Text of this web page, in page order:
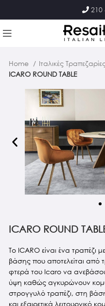
210
Home Ιταλικές
ICARO ROUND TABLE
ICARO ROUND
Το ICARO είναι ένα τραπέζι
βάσης που αποτελείται από
φτερά του Icaro να
ύψη καθώς αγκυρώνουν
στρογγυλό τραπέζι, στη
και εξαιρετικά λειτουργικό